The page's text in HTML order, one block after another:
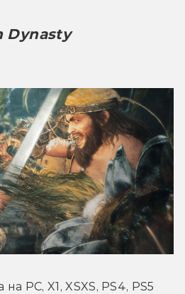
Dynasty
PC, X1, XSXS, PS4, PS5